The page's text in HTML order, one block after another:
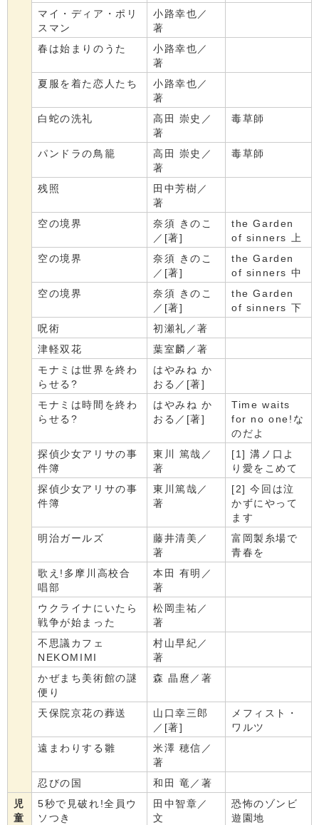
マイ・ディア・ポリ
スマン
小路幸也／
著
春は始まりのうた
小路幸也／
著
夏服を着た恋人たち
小路幸也／
著
白蛇の洗礼
高田 崇史／
著
毒草師
パンドラの鳥籠
高田 崇史／
著
毒草師
残照
田中芳樹／
著
空の境界
奈須 きのこ
／[著]
the Garden
of sinners 上
空の境界
奈須 きのこ
／[著]
the Garden
of sinners 中
空の境界
奈須 きのこ
／[著]
the Garden
of sinners 下
呪術
初瀬礼／著
津軽双花
葉室麟／著
モナミは世界を終わ
らせる?
はやみね か
おる／[著]
モナミは時間を終わ
らせる?
はやみね か
おる／[著]
Time waits
for no one!な
のだよ
探偵少女アリサの事
件簿
東川 篤哉／
著
[1] 溝ノ口よ
り愛をこめて
探偵少女アリサの事
件簿
東川篤哉／
著
[2] 今回は泣
かずにやって
ます
明治ガールズ
藤井清美／
著
富岡製糸場で
青春を
歌え!多摩川高校合
唱部
本田 有明／
著
ウクライナにいたら
戦争が始まった
松岡圭祐／
著
不思議カフェ
NEKOMIMI
村山早紀／
著
かぜまち美術館の謎
便り
森 晶麿／著
天保院京花の葬送
山口幸三郎
／[著]
メフィスト・
ワルツ
遠まわりする雛
米澤 穂信／
著
忍びの国
和田 竜／著
児
童
5秒で見破れ!全員ウ
ソつき
田中智章／
文
恐怖のゾンビ
遊園地